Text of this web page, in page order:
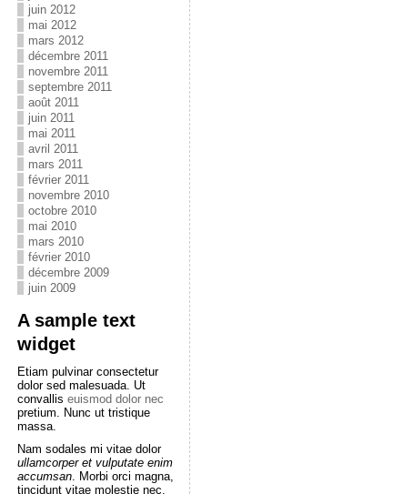
juin 2012
mai 2012
mars 2012
décembre 2011
novembre 2011
septembre 2011
août 2011
juin 2011
mai 2011
avril 2011
mars 2011
février 2011
novembre 2010
octobre 2010
mai 2010
mars 2010
février 2010
décembre 2009
juin 2009
A sample text
widget
Etiam pulvinar consectetur
dolor sed malesuada. Ut
convallis euismod dolor nec
pretium. Nunc ut tristique
massa.
Nam sodales mi vitae dolor
ullamcorper et vulputate enim
accumsan. Morbi orci magna,
tincidunt vitae molestie nec,